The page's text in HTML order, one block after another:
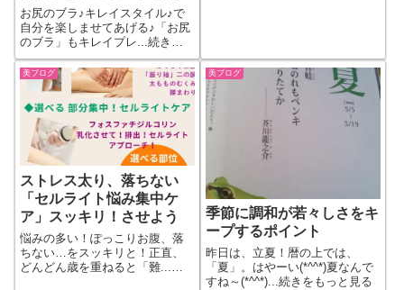
(^^)
お尻のブラ♪キレイスタイル♪で
自分を楽しませてあげる♪「お尻
のブラ」もキレイプレ...続きを
もっと見る
美ブログ
ストレス太り、落ちない
「セルライト悩み集中ケ
ア」スッキリ！させよう
悩みの多い！ぽっこりお腹、落
ちない…をスッキリと！正直、
どんどん歳を重ねると「難...続
美ブログ
季節に調和が若々しさをキ
ープするポイント
昨日は、立夏！暦の上では、
「夏」。はやーい(*^^*)夏なんで
すね～(*^^*)...続きをもっと見る